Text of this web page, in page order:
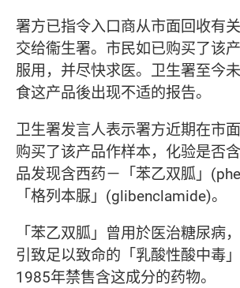
署方已指令入口商从市面回收有
交给衞生署。市民如已购买了该
服用，并尽快求医。 卫生署至今
食这产品後出现不适的报告。
卫生署发言人表示署方近期在市面
购买了该产品作样本，化验是否
品发现含西药－「苯乙双胍」
「格列本脲」(glibenclamide)。
「苯乙双胍」曾用於医治糖尿病
引致足以致命的「乳酸性酸中毒
1985年禁售含这成分的药物。